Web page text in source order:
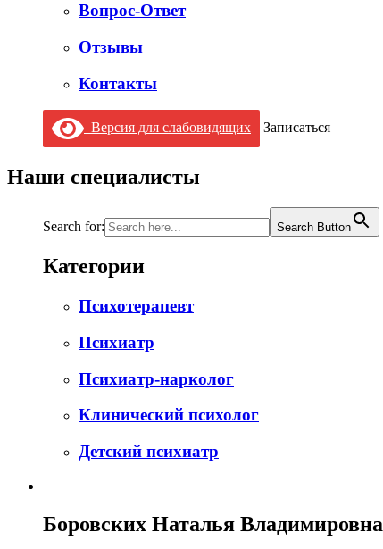
Вопрос-Ответ
Отзывы
Контакты
Версия для слабовидящих Записаться
Наши специалисты
Search for: Search Button
Категории
Психотерапевт
Психиатр
Психиатр-нарколог
Клинический психолог
Детский психиатр
Боровских Наталья Владимировна